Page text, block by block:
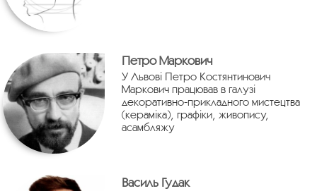
Петро Маркович
У Львові Петро Костянтинович
Маркович працював в галузі
декоративно-прикладного мистецтва
(кераміка), графіки, живопису,
асамбляжу
Василь Гудак